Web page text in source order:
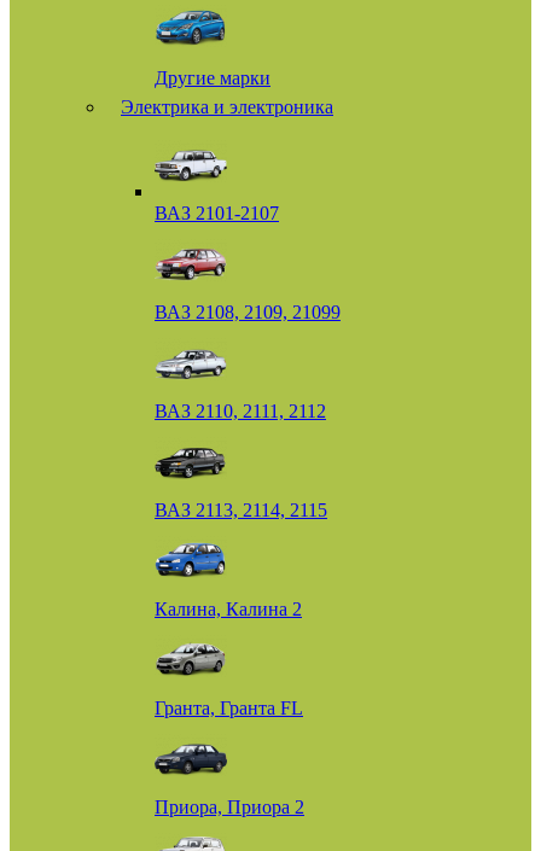
Другие марки
Электрика и электроника
ВАЗ 2101-2107
ВАЗ 2108, 2109, 21099
ВАЗ 2110, 2111, 2112
ВАЗ 2113, 2114, 2115
Калина, Калина 2
Гранта, Гранта FL
Приора, Приора 2